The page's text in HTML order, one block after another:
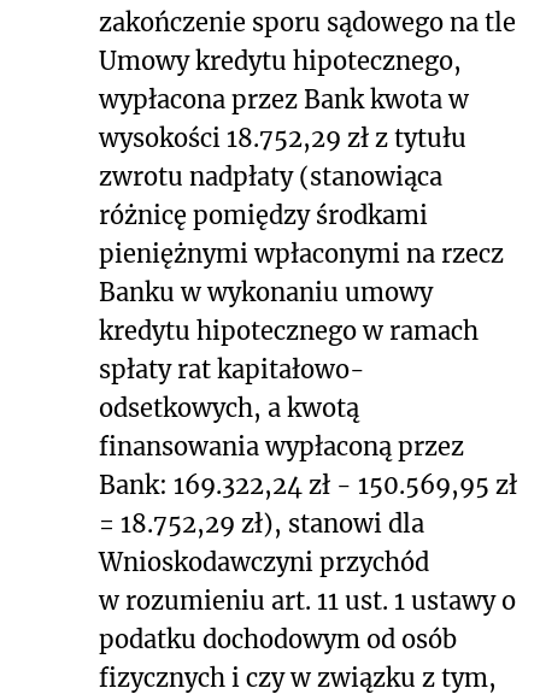
zakończenie sporu sądowego na tle
Umowy kredytu hipotecznego,
wypłacona przez Bank kwota w
wysokości 18.752,29 zł z tytułu
zwrotu nadpłaty (stanowiąca
różnicę pomiędzy środkami
pieniężnymi wpłaconymi na rzecz
Banku w wykonaniu umowy
kredytu hipotecznego w ramach
spłaty rat kapitałowo-
odsetkowych, a kwotą
finansowania wypłaconą przez
Bank: 169.322,24 zł - 150.569,95 zł
= 18.752,29 zł), stanowi dla
Wnioskodawczyni przychód
w rozumieniu art. 11 ust. 1 ustawy o
podatku dochodowym od osób
fizycznych i czy w związku z tym,